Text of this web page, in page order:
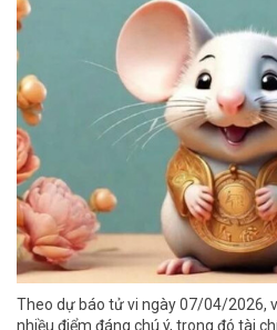
Theo dự báo tử vi ngày 07/04/2026,
nhiều điểm đáng chú ý, trong đó tài